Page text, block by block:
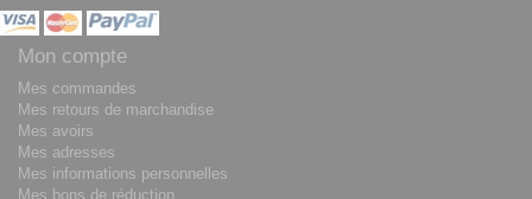
Mon compte
Mes commandes
Mes retours de marchandise
Mes avoirs
Mes adresses
Mes informations personnelles
Mes bons de réduction